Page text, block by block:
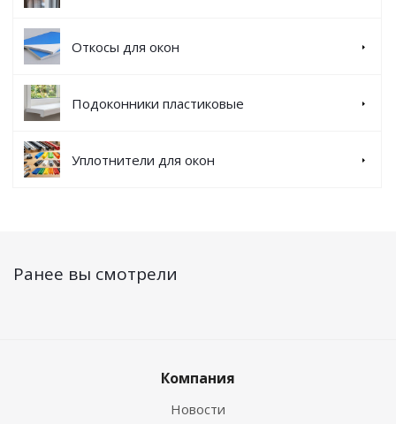
Откосы для окон
Подоконники пластиковые
Уплотнители для окон
Ранее вы смотрели
Компания
Новости